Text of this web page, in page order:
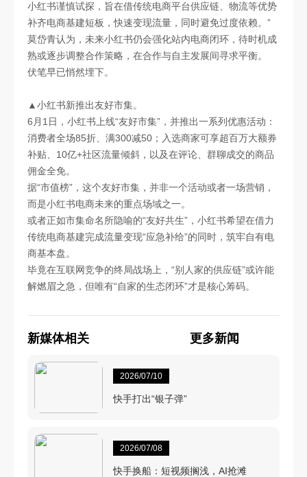
小红书谨慎试探，旨在借传统电商平台供应链、物流等优势
补齐电商基建短板，快速变现流量，同时避免过度依赖。”
莫岱青认为，未来小红书仍会强化站内电商闭环，待时机成
熟或逐步调整合作策略，在合作与自主发展间寻求平衡。
伏笔早已悄然埋下。
▲小红书新推出友好市集。
6月1日，小红书上线“友好市集”，并推出一系列优惠活动：
消费者全场85折、满300减50；入选商家可享超百万大额券
补贴、10亿+社区流量倾斜，以及在评论、群聊成交的商品
佣金全免。
据“市值榜”，这个友好市集，并非一个活动或者一场营销，
而是小红书电商未来的重点场域之一。
或者正如市集命名所隐喻的“友好共生”，小红书希望在借力
传统电商基建完成流量变现“应急补给”的同时，筑牢自有电
商基本盘。
毕竟在互联网竞争的终局战场上，“别人家的供应链”或许能
解燃眉之急，但唯有“自家的生态闭环”才是核心筹码。
新媒体相关 更多新闻
2026/07/10
快手打出“银子弹”
2026/07/08
快手换船：短视频搁浅，AI抢滩